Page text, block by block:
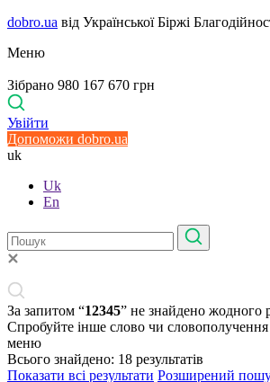
dobro.ua від Української Біржі
Меню
Зібрано 980 167 670 грн
Увійти
Допоможи dobro.ua
uk
Uk
En
За запитом “12345” не знайдено жодного
Спробуйте інше слово чи словополучення
меню
Всього знайдено: 18 результатів
Показати всі результати Розширений